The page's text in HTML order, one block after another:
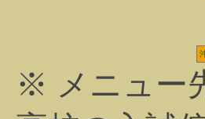
※ メニュー